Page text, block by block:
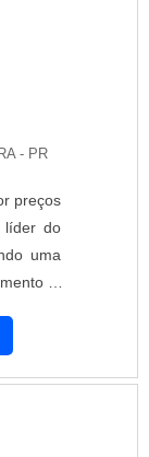
- PR
preços
líder do
uma
e
que o